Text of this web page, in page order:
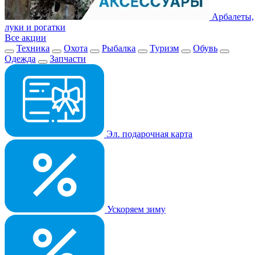
Арбалеты,
луки и рогатки
Все акции
Техника
Охота Рыбалка Туризм
Обувь
Одежда
Запчасти
Эл. подарочная карта
Ускоряем зиму